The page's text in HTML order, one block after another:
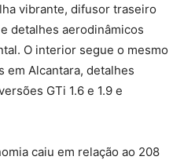
vibrante, difusor traseiro
detalhes aerodinâmicos
O interior segue o mesmo
em Alcantara, detalhes
GTi 1.6 e 1.9 e
caiu em relação ao 208